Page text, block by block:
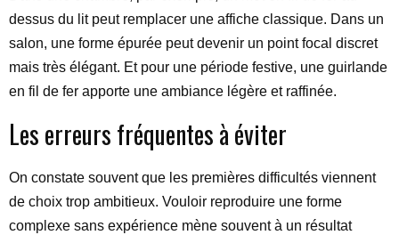
dessus du lit peut remplacer une affiche classique. Dans un
salon, une forme épurée peut devenir un point focal discret
mais très élégant. Et pour une période festive, une guirlande
en fil de fer apporte une ambiance légère et raffinée.
Les erreurs fréquentes à éviter
On constate souvent que les premières difficultés viennent
de choix trop ambitieux. Vouloir reproduire une forme
complexe sans expérience mène souvent à un résultat